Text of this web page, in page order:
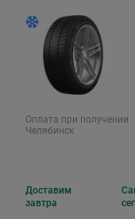
Оплата при получении
Челябинск
Доставим
завтра